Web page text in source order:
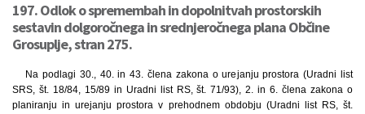
197. Odlok o spremembah in dopolnitvah prostorskih
sestavin dolgoročnega in srednjeročnega plana Občine
Grosuplje, stran 275.
Na podlagi 30., 40. in 43. člena zakona o urejanju prostora (Uradni list
SRS, št. 18/84, 15/89 in Uradni list RS, št. 71/93), 2. in 6. člena zakona o
planiranju in urejanju prostora v prehodnem obdobju (Uradni list RS, št.